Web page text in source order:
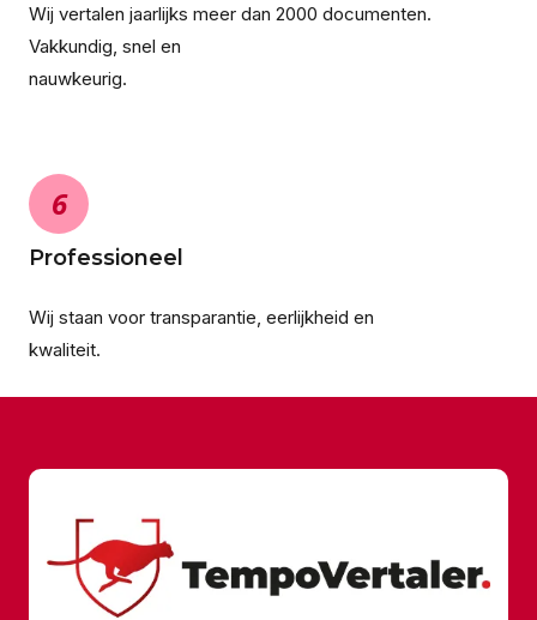
Wij vertalen jaarlijks meer dan 2000 documenten.
Vakkundig, snel en
nauwkeurig.
6
Professioneel
Wij staan voor transparantie, eerlijkheid en
kwaliteit.